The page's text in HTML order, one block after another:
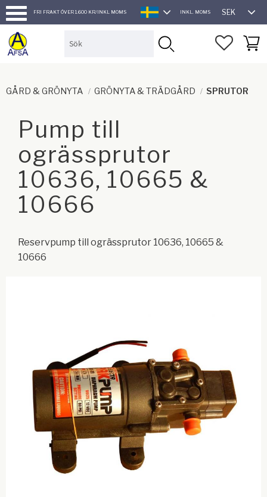
Meny
FRI FRAKT ÖVER 1.600 KR/INKL MOMS
SVENSKA
INKL. MOMS SEK
GÅRD & GRÖNYTA GRÖNYTA & TRÄDGÅRD SPRUTOR
Pump till
ogrässprutor
10636, 10665 &
10666
Reservpump till ogrässprutor 10636, 10665 &
10666